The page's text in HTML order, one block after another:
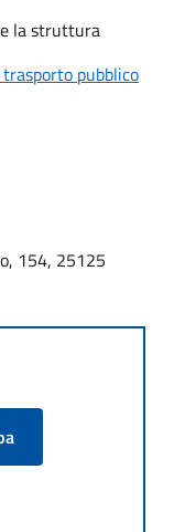
la struttura
pubblico
154, 25125